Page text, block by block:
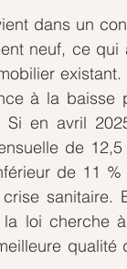
dans un
neuf, ce qui
à la baisse
en avril
de
de 11
sanitaire.
loi cherche
qualité